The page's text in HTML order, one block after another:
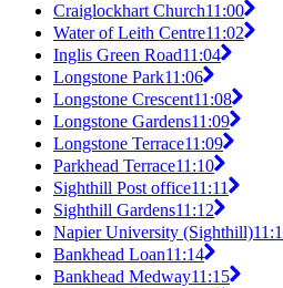
Craiglockhart Church11:00
Water of Leith Centre11:02
Inglis Green Road11:04
Longstone Park11:06
Longstone Crescent11:08
Longstone Gardens11:09
Longstone Terrace11:09
Parkhead Terrace11:10
Sighthill Post office11:11
Sighthill Gardens11:12
Napier University (Sighthill)
Bankhead Loan11:14
Bankhead Medway11:15